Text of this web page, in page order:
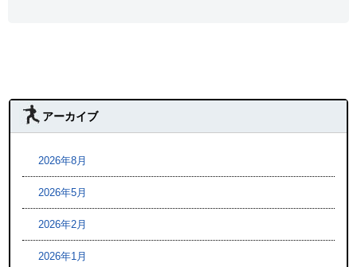
アーカイブ
2026年8月
2026年5月
2026年2月
2026年1月